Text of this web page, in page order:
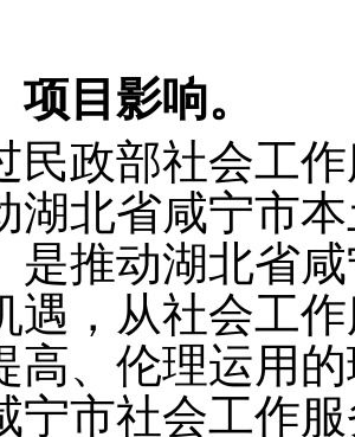
项目影响。
民政部社会工
湖北省咸宁市
是推动湖北省
遇，从社会工
高、伦理运用
宁市社会工作